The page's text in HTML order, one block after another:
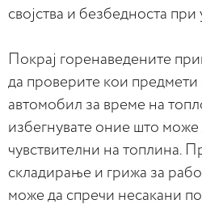
својства и безбедноста при
Покрај горенаведените
да проверите кои предмети
автомобил за време на
избегнувате оние што може
чувствителни на топлина.
складирање и грижа за
може да спречи несакани